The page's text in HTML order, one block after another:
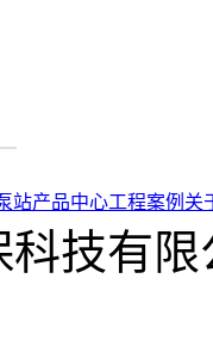
站产品中心工程案例 关
技有限